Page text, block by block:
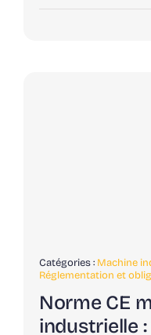
Catégories : Machine
Réglementation et
Norme CE
industrielle